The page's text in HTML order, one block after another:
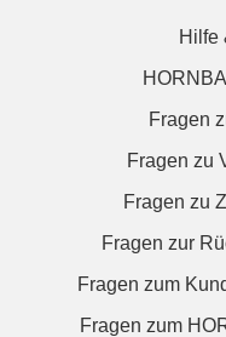
Hilfe
Fragen
Fragen zu
Fragen zu
Fragen zur
Fragen zum
Fragen zum